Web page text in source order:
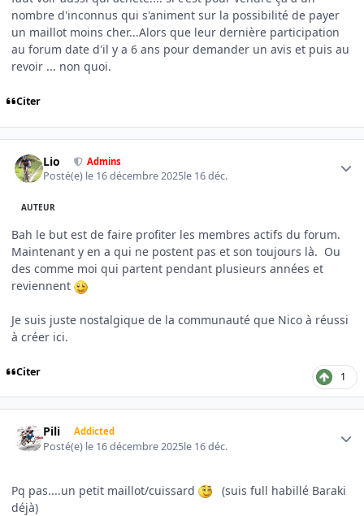
nombre d'inconnus qui s'animent sur la possibilité de payer
un maillot moins cher...Alors que leur dernière participation
au forum date d'il y a 6 ans pour demander un avis et puis au
revoir ... non quoi.
Citer
Lio Admins
Posté(e) le 16 décembre 2025le 16 déc.
AUTEUR
Bah le but est de faire profiter les membres actifs du forum.
Maintenant y en a qui ne postent pas et son toujours là. Ou
des comme moi qui partent pendant plusieurs années et
reviennent
Je suis juste nostalgique de la communauté que Nico à réussi
à créer ici.
Citer 1
Pili Addicted
Posté(e) le 16 décembre 2025le 16 déc.
Pq pas....un petit maillot/cuissard
(suis full habillé Baraki
déjà)